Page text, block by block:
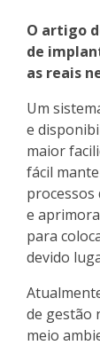
O artigo
de
as reais
Um
e
maior
fácil
processos
e
para
devido
de gestão
meio